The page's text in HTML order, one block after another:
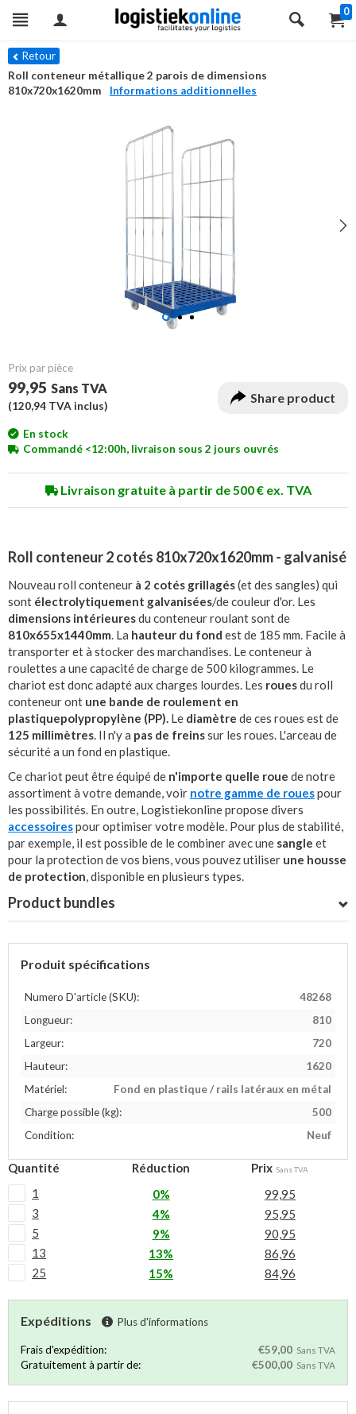
0
Retour
Roll conteneur métallique 2 parois de dimensions
810x720x1620mm
Informations additionnelles
Prix ​​par pièce
99,95 Sans TVA
(120,94 TVA inclus)
Share product
En stock
Commandé <12:00h, livraison sous 2 jours ouvrés
Livraison gratuite à partir de 500 € ex. TVA
Roll conteneur 2 cotés 810x720x1620mm - galvanisé
Nouveau roll conteneur à 2 cotés grillagés(et des sangles) qui
sont électrolytiquement galvanisées/de couleur d'or. Les
dimensions intérieuresdu conteneur roulant sont de
810x655x1440mm. La hauteur du fond est de 185 mm. Facile à
transporter et à stocker des marchandises. Le conteneur à
roulettes a une capacité de charge de 500 kilogrammes. Le
chariot est donc adapté aux charges lourdes. Les rouesdu roll
conteneur ont une bande de roulement en
plastiquepolypropylène (PP). Le diamètre de ces roues est de
125 millimètres. Il n'y a pas de freinssur les roues. L'arceau de
sécurité a un fond en plastique.
Ce chariot peut être équipé de n'importe quelle roue de notre
assortiment à votre demande, voir notre gamme de rouespour
les possibilités. En outre, Logistiekonline propose divers
accessoirespour optimiser votre modèle. Pour plus de stabilité,
par exemple, il est possible de le combiner avec une sangle et
pour la protection de vos biens, vous pouvez utiliser une housse
de protection, disponible en plusieurs types.
Product bundles
Produit spécifications
Numero D'article (SKU):
48268
Longueur:
810
Largeur:
720
Hauteur:
1620
Matériel:
Fond en plastique / rails latéraux en métal
Charge possible (kg):
500
Condition:
Neuf
Quantité Réduction Prix Sans TVA
1 0%
99,95
3
4%
95,95
5
9%
90,95
13
13%
86,96
25
15% 84,96
Expéditions Plus d'informations
Frais d'expédition: €59,00 Sans TVA
Gratuitement à partir de: €500,00 Sans TVA